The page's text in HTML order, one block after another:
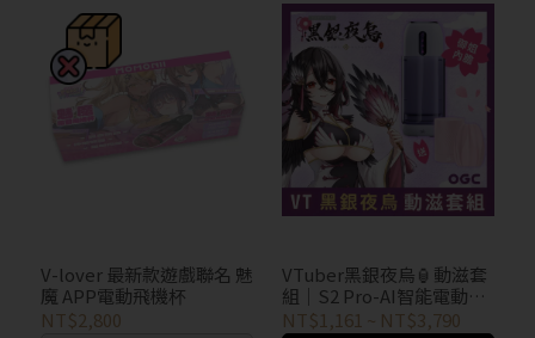
V-lover 最新款遊戲聯名 魅
魔 APP電動飛機杯
NT$2,800
VTuber黑銀夜烏🏮動滋套
組｜S2 Pro-AI智能電動飛
機杯 買就送 ak 櫻花系列飛
NT$1,161 ~ NT$3,790